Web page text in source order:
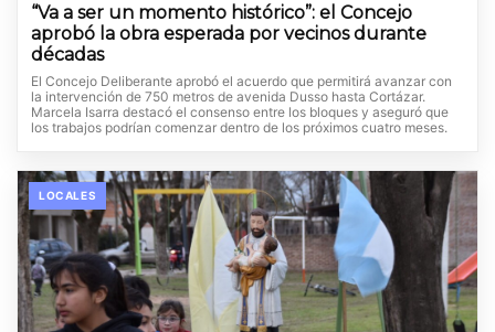
“Va a ser un momento histórico”: el Concejo
aprobó la obra esperada por vecinos durante
décadas
El Concejo Deliberante aprobó el acuerdo que permitirá avanzar con
la intervención de 750 metros de avenida Dusso hasta Cortázar.
Marcela Isarra destacó el consenso entre los bloques y aseguró que
los trabajos podrían comenzar dentro de los próximos cuatro meses.
LOCALES